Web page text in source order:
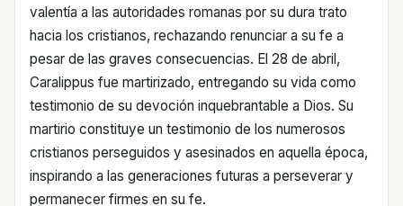
valentía a las autoridades romanas por su dura trato
hacia los cristianos, rechazando renunciar a su fe a
pesar de las graves consecuencias. El 28 de abril,
Caralippus fue martirizado, entregando su vida como
testimonio de su devoción inquebrantable a Dios. Su
martirio constituye un testimonio de los numerosos
cristianos perseguidos y asesinados en aquella época,
inspirando a las generaciones futuras a perseverar y
permanecer firmes en su fe.